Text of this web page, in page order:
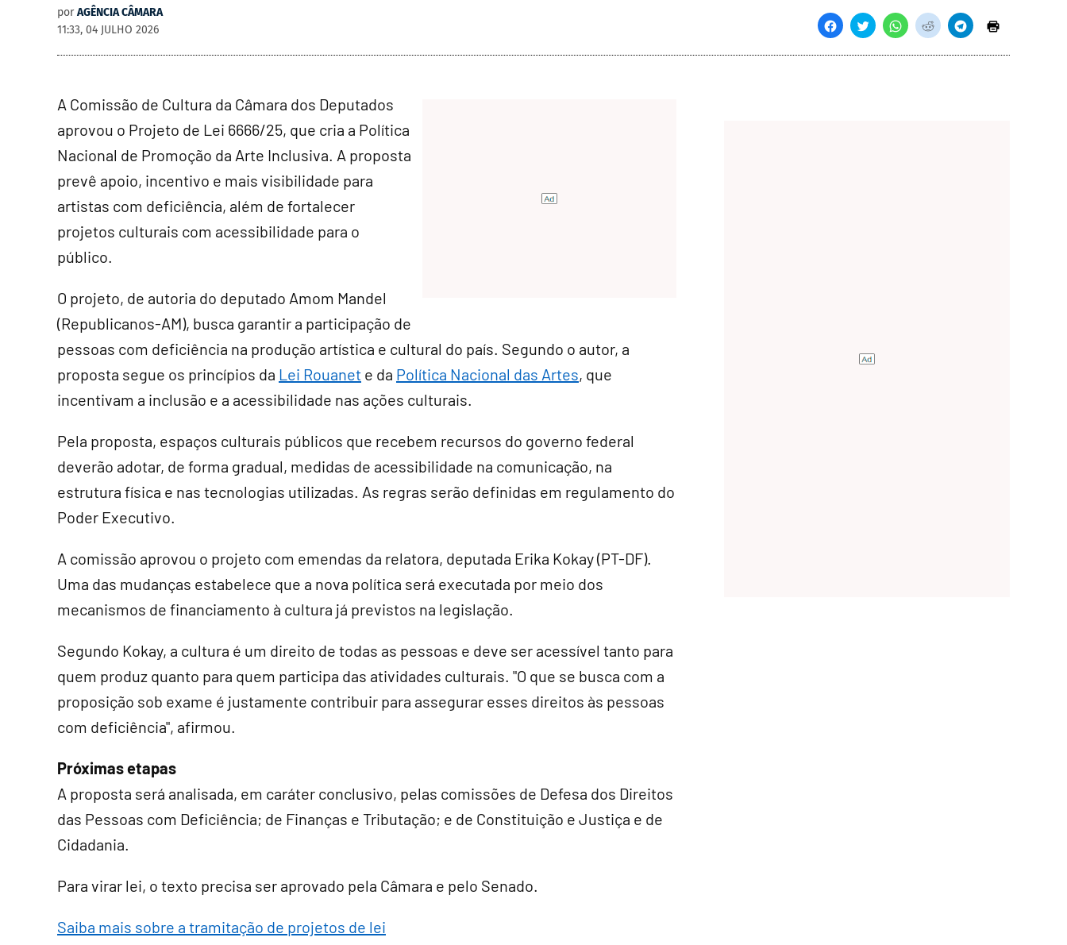
por AGÊNCIA CÂMARA
11:33, 04 JULHO 2026
A Comissão de Cultura da Câmara dos Deputados
aprovou o Projeto de Lei 6666/25, que cria a Política
Nacional de Promoção da Arte Inclusiva. A proposta
prevê apoio, incentivo e mais visibilidade para
artistas com deficiência, além de fortalecer
projetos culturais com acessibilidade para o
público.
O projeto, de autoria do deputado Amom Mandel
(Republicanos-AM), busca garantir a participação de
pessoas com deficiência na produção artística e cultural do país. Segundo o autor, a
proposta segue os princípios da Lei Rouanet e da Política Nacional das Artes, que
incentivam a inclusão e a acessibilidade nas ações culturais.
Pela proposta, espaços culturais públicos que recebem recursos do governo federal
deverão adotar, de forma gradual, medidas de acessibilidade na comunicação, na
estrutura física e nas tecnologias utilizadas. As regras serão definidas em regulamento do
Poder Executivo.
A comissão aprovou o projeto com emendas da relatora, deputada Erika Kokay (PT-DF).
Uma das mudanças estabelece que a nova política será executada por meio dos
mecanismos de financiamento à cultura já previstos na legislação.
Segundo Kokay, a cultura é um direito de todas as pessoas e deve ser acessível tanto para
quem produz quanto para quem participa das atividades culturais. "O que se busca com a
proposição sob exame é justamente contribuir para assegurar esses direitos às pessoas
com deficiência", afirmou.
Próximas etapas
A proposta será analisada, em caráter conclusivo, pelas comissões de Defesa dos Direitos
das Pessoas com Deficiência; de Finanças e Tributação; e de Constituição e Justiça e de
Cidadania.
Para virar lei, o texto precisa ser aprovado pela Câmara e pelo Senado.
Saiba mais sobre a tramitação de projetos de lei